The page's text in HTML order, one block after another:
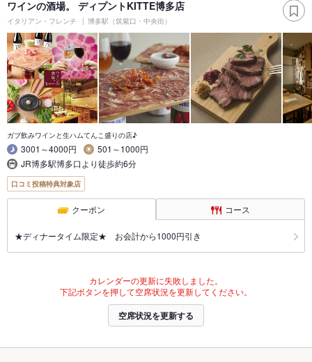
ワインの酒場。 ディプントKITTE博多店
イタリアン・フレンチ 博多駅（筑紫口・中央街）
ガブ飲みワインと生ハムてんこ盛りの店♪
3001～4000円
501～1000円
JR博多駅博多口より徒歩約6分
口コミ投稿特典対象店
クーポン コース
★ディナータイム限定★ お会計から1000円引き
カレンダーの更新に失敗しました。
下記ボタンを押して空席状況を更新してください。
空席状況を更新する